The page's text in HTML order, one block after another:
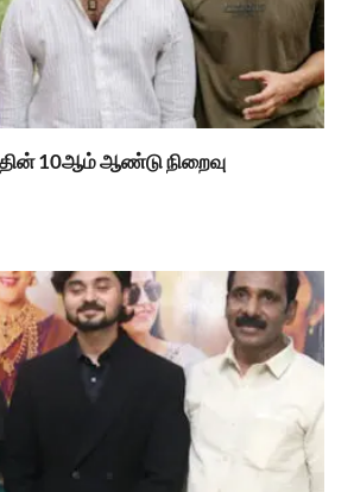
10ஆம் ஆண்டு நிறைவு